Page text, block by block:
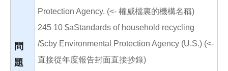
問
題
Protection Agency. (<- 權威檔裏的機構名稱)
245 10 $aStandards of household recycling
/$cby Environmental Protection Agency (U.S.) (<-
直接從年度報告封面直接抄錄)